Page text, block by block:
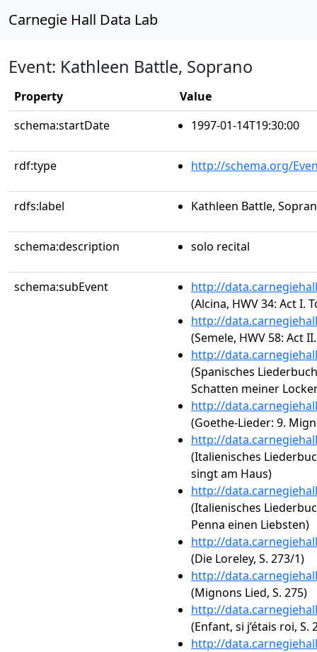
Carnegie Hall Data Lab
Event: Kathleen Battle, Soprano
Property
Value
schema:startDate
1997-01-14T19:30:00
rdf:type http://schema.org/
rdfs:label Kathleen Battle,
schema:description solo recital
schema:subEvent
http://
(Alcina, HWV 34: Act I.
http://
(Semele, HWV 58: Act
http://
(Spanisches
Schatten meiner
http://
(Goethe-Lieder: 9.
http://
(Italienisches
singt am Haus)
http://
(Italienisches
Penna einen Liebsten)
http://
(Die Loreley, S. 273/1)
http://
(Mignons Lied, S. 275)
http://
(Enfant, si j’étais roi, S.
http://